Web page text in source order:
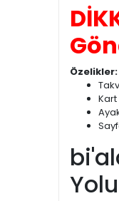
Özelikler:
Kart